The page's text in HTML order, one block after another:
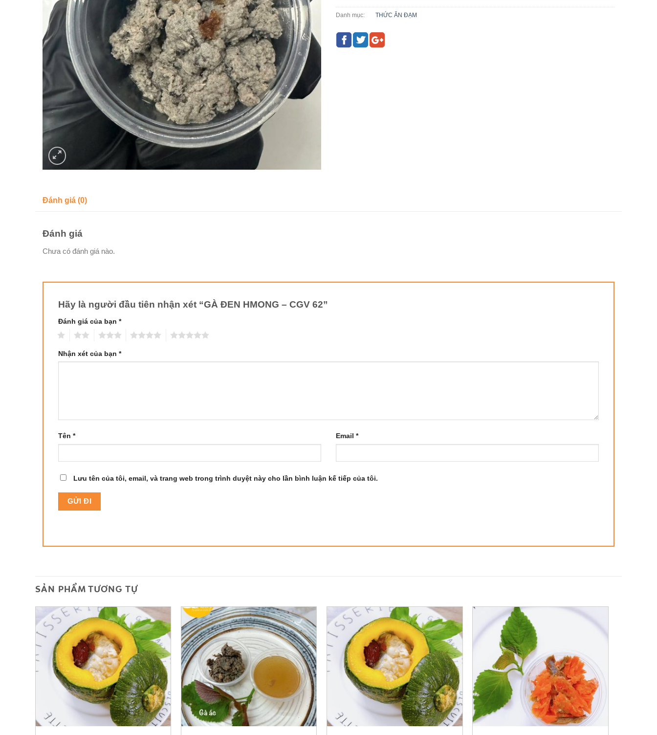
Danh mục: THỨC ĂN ĐẠM
Đánh giá (0)
Đánh giá
Chưa có đánh giá nào.
Hãy là người đầu tiên nhận xét “GÀ ĐEN HMONG – CGV 62”
Đánh giá của bạn *
Nhận xét của bạn *
Tên * Email *
Lưu tên của tôi, email, và trang web trong trình duyệt này cho lần bình luận kế tiếp của tôi.
SẢN PHẨM TƯƠNG TỰ